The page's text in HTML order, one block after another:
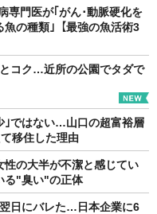
専門医が｢がん･動脈硬化を
の種類｣【最強の魚活術3
コク…近所の公園でタダで
｣ではない…山口の超富裕層
移住した理由
の大半が不潔と感じてい
る"臭い"の正体
日にバレた…日本企業に6